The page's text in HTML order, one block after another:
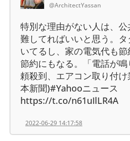
@ArchitectYassan
特別な理由がない人は、
難してればいいと思う。
いてるし、家の電気代も
節約にもなる。「電話が
頼殺到、エアコン取り付
本新聞)#Yahooニュース
https://t.co/n61uIlLR4A
2022-06-29 14:17:58